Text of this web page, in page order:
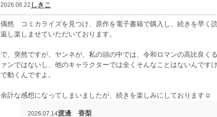
2026.06.22 しきこ
偶然 コミカライズを見つけ、原作を電子書籍で購入し、続きを早く
返し楽しませていただいております。
で、突然ですが、ヤンネが、私の頭の中では、令和ロマンの高比良く
ァンではないし、他のキャラクターでは全くそんなことはないんです
で動くんですよ。
余計な感想になってしまいましたが、続きを楽しみにしております☺️
2026.07.14渡邊 香梨